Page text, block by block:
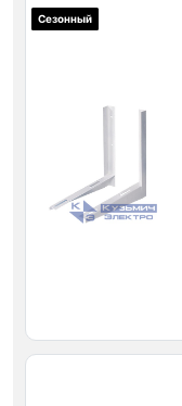
Сезонный